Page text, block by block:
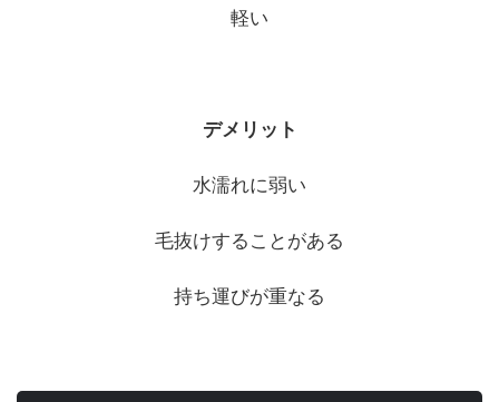
軽い
デメリット
水濡れに弱い
毛抜けすることがある
持ち運びが重なる